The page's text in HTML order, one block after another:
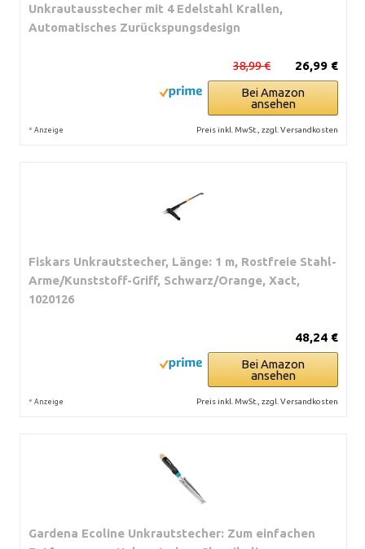
Unkrautausstecher mit 4 Edelstahl Krallen,
Automatisches Zurückspungsdesign
26,99 €
38,99 €
Bei Amazon
ansehen
* Anzeige Preis inkl. MwSt., zzgl. Versandkosten
Fiskars Unkrautstecher, Länge: 1 m, Rostfreie Stahl-
Arme/Kunststoff-Griff, Schwarz/Orange, Xact,
1020126
48,24 €
Bei Amazon
ansehen
* Anzeige Preis inkl. MwSt., zzgl. Versandkosten
Gardena Ecoline Unkrautstecher: Zum einfachen